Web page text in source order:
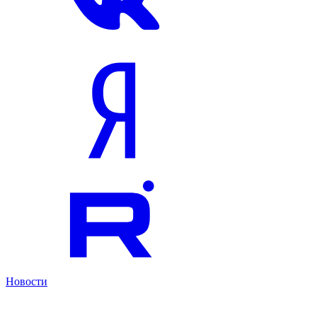
Новости